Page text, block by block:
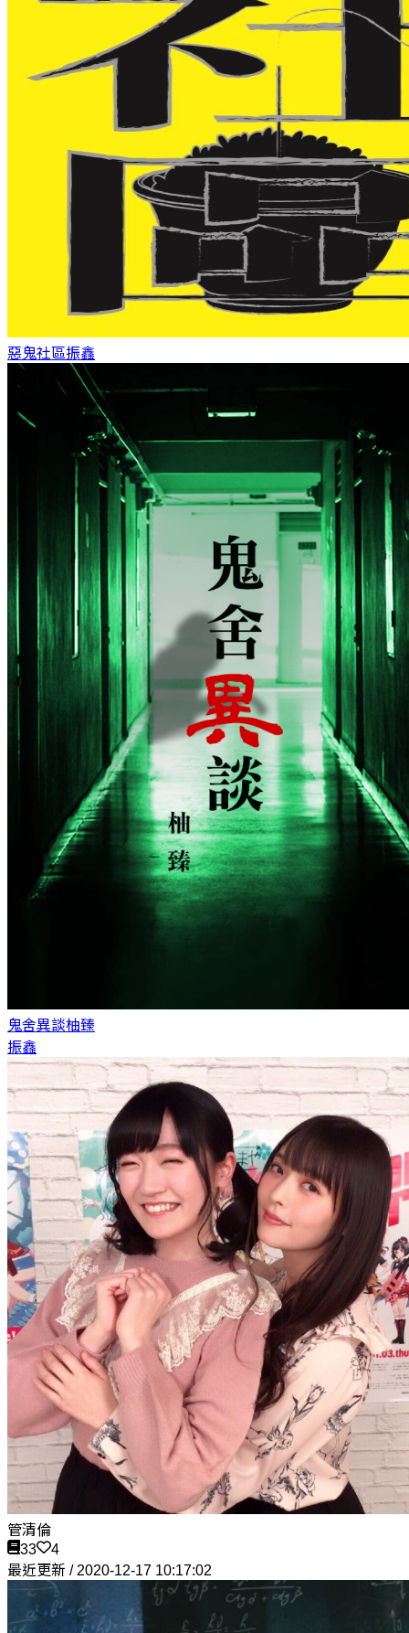
惡鬼社區振鑫
鬼舍異談柚臻
振鑫
管清倫
33
4
最近更新 / 2020-12-17 10:17:02